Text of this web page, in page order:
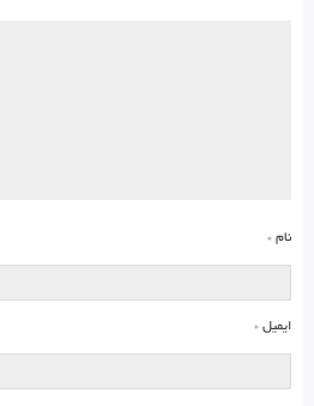
نام *
ایمیل *